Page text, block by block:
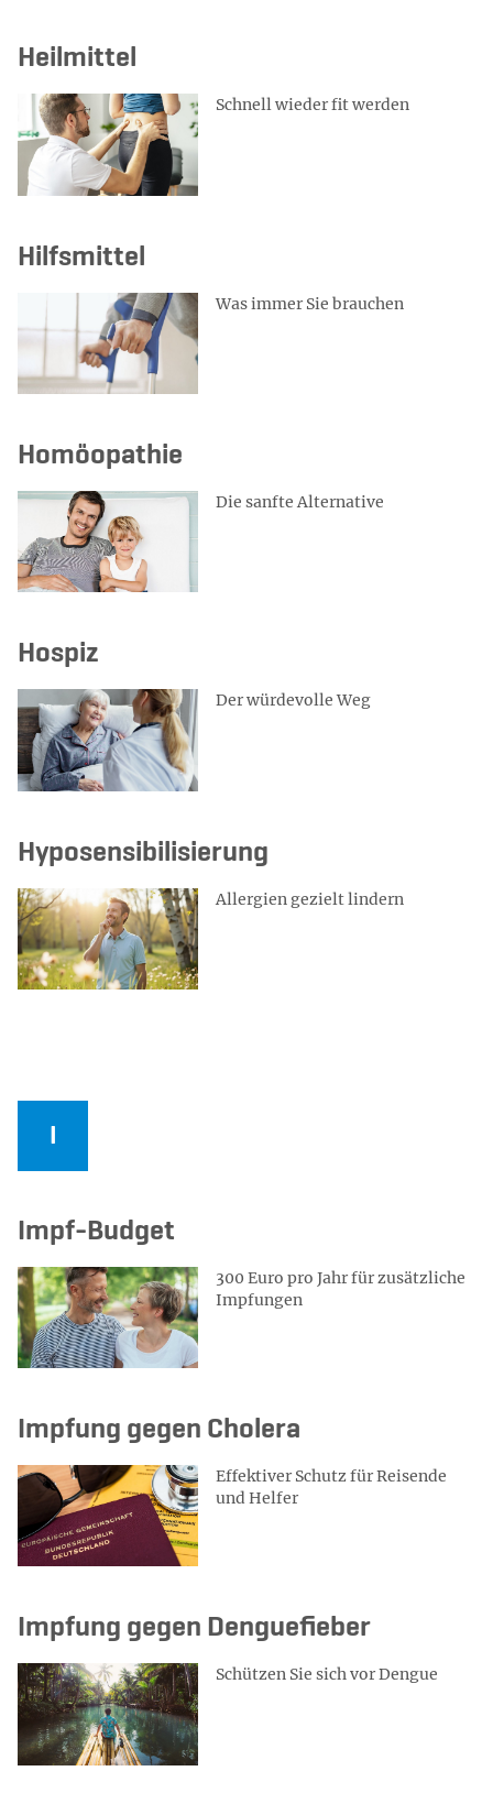
Heilmittel
Schnell wieder fit werden
Hilfsmittel
Was immer Sie brauchen
Homöopathie
Die sanfte Alternative
Hospiz
Der würdevolle Weg
Hyposensibilisierung
Allergien gezielt lindern
Impf-Budget
300 Euro pro Jahr für zusätzliche
Impfungen
Impfung gegen Cholera
Effektiver Schutz für Reisende
und Helfer
Impfung gegen Denguefieber
Schützen Sie sich vor Dengue